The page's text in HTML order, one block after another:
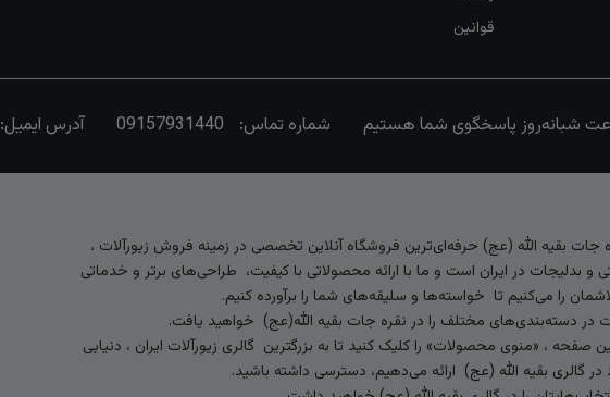
قوانین
شماره تماس: 09157931440 آدرس ایمیل:
جات بقیه الله (عج) حرفه‌ای‌ترین فروشگاه آنلاین تخصصی در زمینه فروش زیورآلات ،
بدلیجات در ایران است و ما با ارائه محصولاتی با کیفیت، طراحی‌های برتر و خدماتی
را می‌کنیم تا خواسته‌ها و سلیقه‌های شما را برآورده کنیم.
در دسته‌بندی‌های مختلف را در نقره جات بقیه الله(عج) خواهید یافت.
، «منوی محصولات» را کلیک کنید تا به بزرگترین گالری زیورآلات ایران ، دنیایی
گالری بقیه الله (عج) ارائه می‌دهیم، دسترسی داشته باشید.